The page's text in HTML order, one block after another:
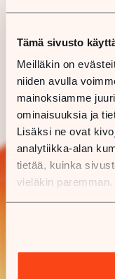
Tämä sivusto
Meilläkin on
niiden avulla
mainoksiamme
ominaisuuksia ja
Lisäksi ne ovat
analytiikka-alan
tietää, kuinka
vieläkin